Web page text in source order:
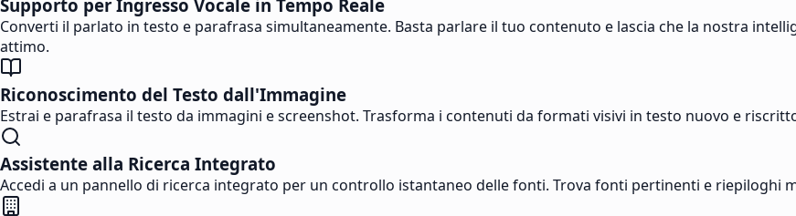
Supporto per Ingresso Vocale in Tempo Reale
Converti il parlato in testo e parafrasa simultaneamente. Basta parlare il tuo contenuto e lascia che la nostra
attimo.
Riconoscimento del Testo dall'Immagine
Estrai e parafrasa il testo da immagini e screenshot. Trasforma i contenuti da formati visivi in testo nuovo e
Assistente alla Ricerca Integrato
Accedi a un pannello di ricerca integrato per un controllo istantaneo delle fonti. Trova fonti pertinenti e riepiloghi